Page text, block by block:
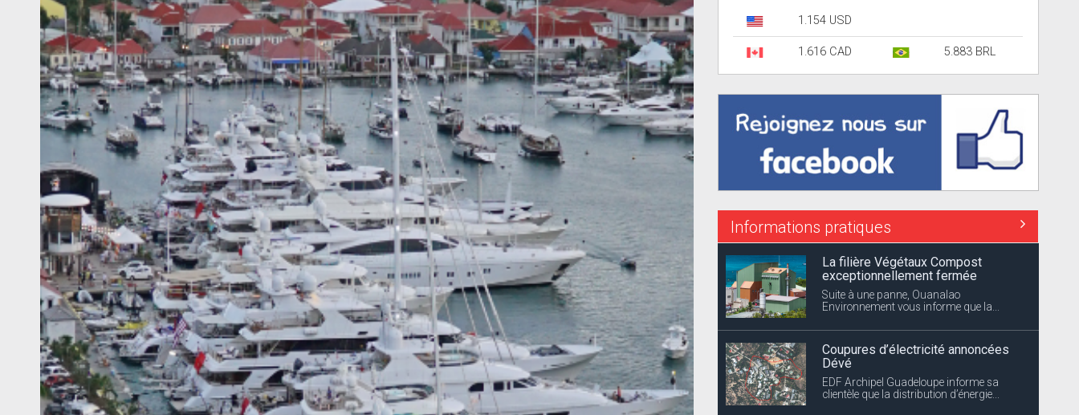
1.154 USD
1.616 CAD 5.883 BRL
Informations pratiques
La filière Végétaux Compost
exceptionnellement fermée
Suite à une panne, Ouanalao
Environnement vous informe que la...
Coupures d’électricité annoncées
Dévé
EDF Archipel Guadeloupe informe sa
clientèle que la distribution d’énergie...